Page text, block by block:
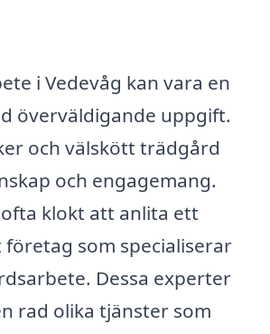
i Vedevåg kan vara en
överväldigande uppgift.
och välskött trädgård
och engagemang.
klokt att anlita ett
som specialiserar
Dessa experter
rad olika tjänster som